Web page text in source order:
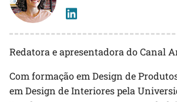
Redatora e apresentadora do Canal
Com formação em Design de
em Design de Interiores pela